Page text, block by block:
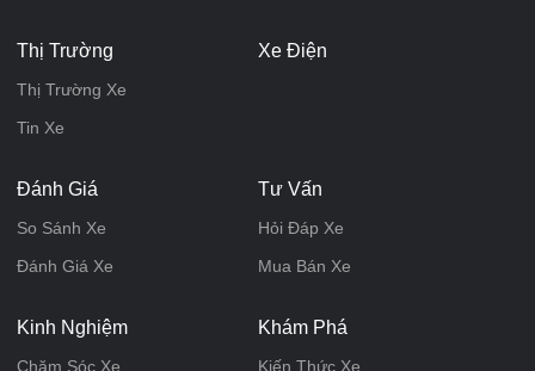
Thị Trường
Thị Trường Xe
Tin Xe
Xe Điện
Đánh Giá
So Sánh Xe
Đánh Giá Xe
Tư Vấn
Hỏi Đáp Xe
Mua Bán Xe
Kinh Nghiệm
Chăm Sóc Xe
Khám Phá
Kiến Thức Xe